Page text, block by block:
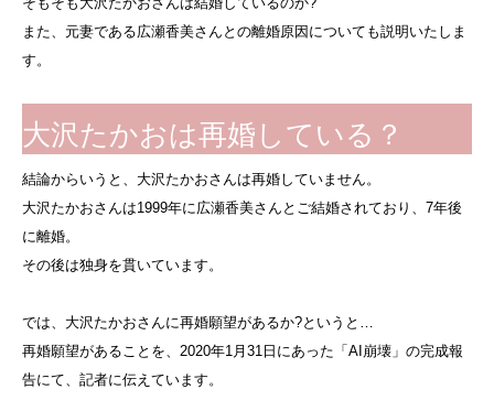
また、元妻である広瀬香美さんとの離婚原因についても説明いたしま
す。
大沢たかおは再婚している？
結論からいうと、大沢たかおさんは再婚していません。
大沢たかおさんは1999年に広瀬香美さんとご結婚されており、7年後
に離婚。
その後は独身を貫いています。
では、大沢たかおさんに再婚願望があるか?というと…
再婚願望があることを、2020年1月31日にあった「AI崩壊」の完成報
告にて、記者に伝えています。